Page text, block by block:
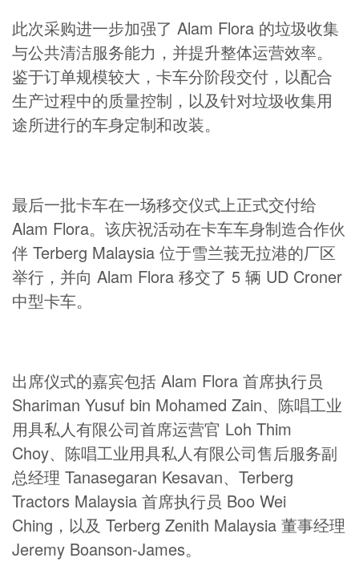
此次采购进一步加强了 Alam Flora 的垃圾收集
与公共清洁服务能力，并提升整体运营效率。
鉴于订单规模较大，卡车分阶段交付，以配合
生产过程中的质量控制，以及针对垃圾收集用
途所进行的车身定制和改装。
最后一批卡车在一场移交仪式上正式交付给
Alam Flora。该庆祝活动在卡车车身制造合作伙
伴 Terberg Malaysia 位于雪兰莪无拉港的厂区
举行，并向 Alam Flora 移交了 5 辆 UD Croner
中型卡车。
出席仪式的嘉宾包括 Alam Flora 首席执行员
Shariman Yusuf bin Mohamed Zain、陈唱工业
用具私人有限公司首席运营官 Loh Thim
Choy、陈唱工业用具私人有限公司售后服务副
总经理 Tanasegaran Kesavan、Terberg
Tractors Malaysia 首席执行员 Boo Wei
Ching，以及 Terberg Zenith Malaysia 董事经理
Jeremy Boanson-James。